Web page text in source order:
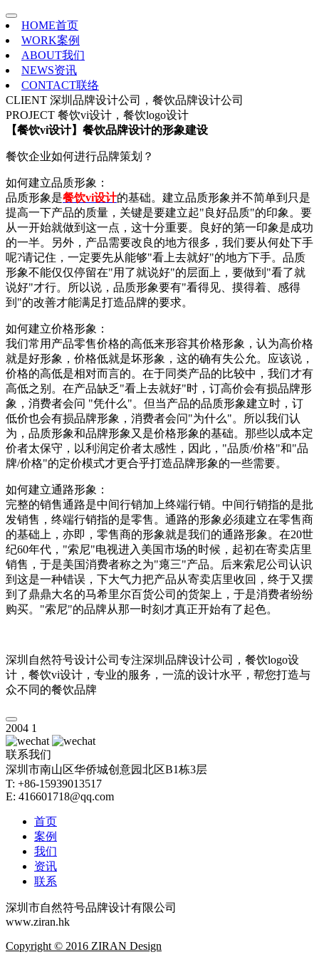
HOME首页
WORK案例
ABOUT我们
NEWS资讯
CONTACT联络
CLIENT 深圳品牌设计公司，餐饮品牌设计公司
PROJECT 餐饮vi设计，餐饮logo设计
【餐饮vi设计】餐饮品牌设计的形象建设
餐饮企业如何进行品牌策划？
如何建立品质形象：
品质形象是餐饮vi设计的基础。建立品质形象并不简单到只是
提高一下产品的质量，关键是要建立起"良好品质"的印象。要
从一开始就做到这一点，这十分重要。良好的第一印象是成功
的一半。另外，产品需要改良的地方很多，我们要从何处下手
呢?请记住，一定要先从能够"看上去就好"的地方下手。品质
形象不能仅仅停留在"用了就说好"的层面上，要做到"看了就
说好"才行。所以说，品质形象要有"看得见、摸得着、感得
到"的改善才能满足打造品牌的要求。
如何建立价格形象：
我们常用产品零售价格的高低来形容其价格形象，认为高价格
就是好形象，价格低就是坏形象，这的确有失公允。应该说，
价格的高低是相对而言的。在于同类产品的比较中，我们才有
高低之别。在产品缺乏"看上去就好"时，订高价会有损品牌形
象，消费者会问 "凭什么"。但当产品的品质形象建立时，订
低价也会有损品牌形象，消费者会问"为什么"。所以我们认
为，品质形象和品牌形象又是价格形象的基础。那些以成本定
价者太保守，以利润定价者太感性，因此，"品质/价格"和"品
牌/价格"的定价模式才更合乎打造品牌形象的一些需要。
如何建立通路形象：
完整的销售通路是中间行销加上终端行销。中间行销指的是批
发销售，终端行销指的是零售。通路的形象必须建立在零售商
的基础上，亦即，零售商的形象就是我们的通路形象。在20世
纪60年代，"索尼"电视进入美国市场的时候，起初在寄卖店里
销售，于是美国消费者称之为"瘪三"产品。后来索尼公司认识
到这是一种错误，下大气力把产品从寄卖店里收回，终于又摆
到了鼎鼎大名的马希里尔百货公司的货架上，于是消费者纷纷
购买。"索尼"的品牌从那一时刻才真正开始有了起色。
深圳自然符号设计公司专注深圳品牌设计公司，餐饮logo设
计，餐饮vi设计，专业的服务，一流的设计水平，帮您打造与
众不同的餐饮品牌
2004 1
联系我们
深圳市南山区华侨城创意园北区B1栋3层
T: +86-15939013517
E: 416601718@qq.com
首页
案例
我们
资讯
联系
深圳市自然符号品牌设计有限公司
www.ziran.hk
Copyright © 2016 ZIRAN Design